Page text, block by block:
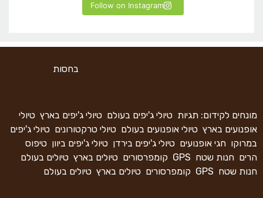
Follow on Instagram
בחסות
מונחים לקידום: תגיות טיולי ג'יפים בעולם טיולי ג'יפים בארץ טיולי
אופנועים בארץ טיולי אופנועים בעולם טיולי טרקטורונים טיולי ג'יפים
במרוקו חגי אופנועים טיולי ג'יפים בירדן טיולי ג'יפים ביוון טיפוס
הרים חנות שטח GPS קומפרסורים טיולים בארץ טיולים בעולם
חנות שטח GPS קומפרסורים טיולים בארץ טיולים בעולם